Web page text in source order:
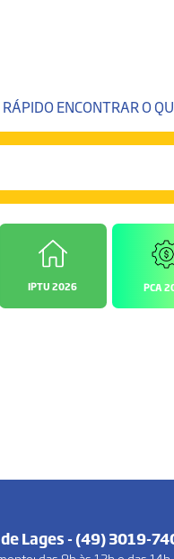
ENCONTRAR O
IPTU 2026 PCA
Lages - (49) 3019-